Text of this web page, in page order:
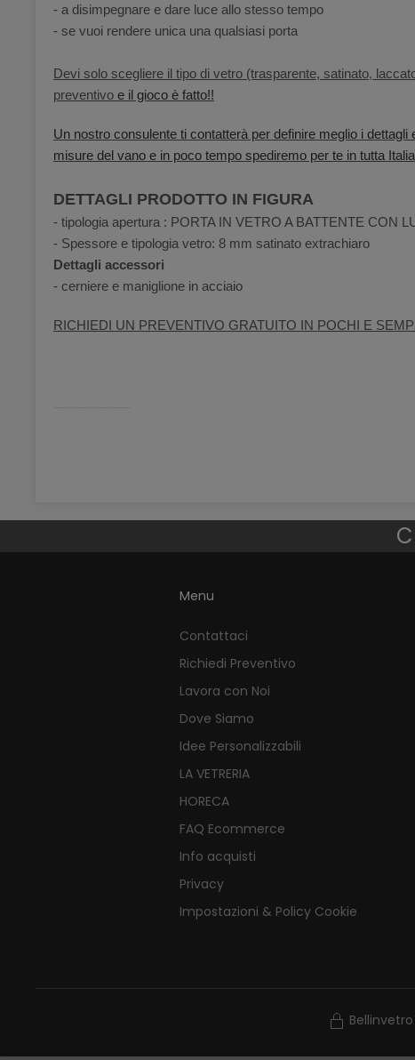
- a disimpegnare e dare luce allo stesso tempo
- se vuoi rendere unica una qualsiasi porta
Devi solo scegliere il tipo di vetro (trasparente, satinato,
preventivo e il gioco è fatto!!
Un nostro consulente ti contatterà per definire meglio i
misure del vano e in poco tempo spediremo per te in tutta
DETTAGLI PRODOTTO IN FIGURA
- tipologia apertura : PORTA IN VETRO A BATTENTE CON
- Spessore e tipologia vetro: 8 mm satinato extrachiaro
Dettagli accessori
- cerniere e maniglione in acciaio
RICHIEDI UN PREVENTIVO GRATUITO IN POCHI E
Menu
Contattaci
Richiedi Preventivo
Lavora con Noi
Dove Siamo
Idee Personalizzabili
LA VETRERIA
HORECA
FAQ Ecommerce
Info acquisti
Privacy
Impostazioni & Policy Cookie